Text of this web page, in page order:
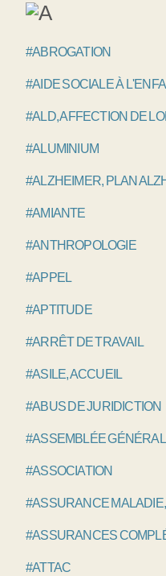
#ABROGATION
#AIDE SOCIALE À
#ALD, AFFECTION DE
#ALUMINIUM
#ALZHEIMER, PLAN
#AMIANTE
#ANTHROPOLOGIE
#APPEL
#APTITUDE
#ARRÊT DE TRAVAIL
#ASILE, ACCUEIL
#ABUS DE JURIDICTION
#ASSEMBLÉE
#ASSOCIATION
#ASSURANCE
#ASSURANCES
#ATTAC